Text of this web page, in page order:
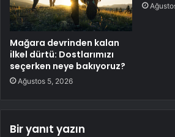
Mağara devrinden kalan
ilkel dürtü: Dostlarımızı
seçerken neye bakıyoruz?
Ağustos 5, 2026
Bir yanıt yazın